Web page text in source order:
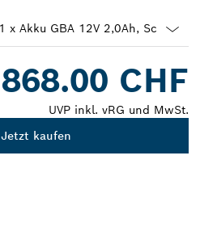
868.00 CHF
UVP inkl. vRG und MwSt.
Jetzt kaufen